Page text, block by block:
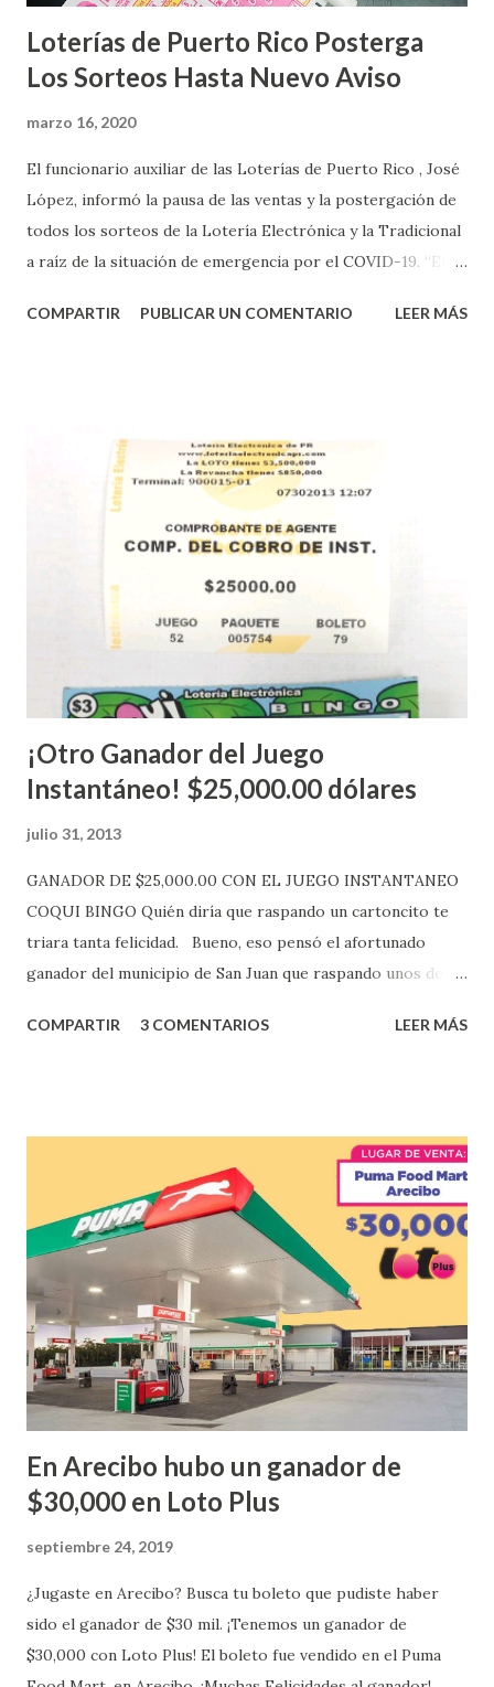
Loterías de Puerto Rico Posterga
Los Sorteos Hasta Nuevo Aviso
marzo 16, 2020
El funcionario auxiliar de las Loterías de Puerto Rico , José
López, informó la pausa de las ventas y la postergación de
todos los sorteos de la Lotería Electrónica y la Tradicional
a raíz de la situación de emergencia por el COVID-19. “En
proteger la salud de nuestros empleados, vendedores y
instantáneos”, indicó López. Sobre el sorteo de Powerball,
López explicó que el mismo se continuará realizando en los
Estados Unidos y los jugadores podrán conocer los
números ganadores del mismo a través de la página
aquellos con jugadas anticipadas de los sorteos locales (
Loto, Revancha, Pega 2, Pega 3 Pega 4 ) se les informará
Mientras, que l...
COMPARTIR PUBLICAR UN COMENTARIO LEER MÁS
¡Otro Ganador del Juego
Instantáneo! $25,000.00 dólares
julio 31, 2013
GANADOR DE $25,000.00 CON EL JUEGO INSTANTANEO
COQUI BINGO Quién diría que raspando un cartoncito te
triara tanta felicidad. Bueno, eso pensó el afortunado
ganador del municipio de San Juan que raspando unos de
obtuvo un premio de $25,000,00 dólares. Este es el anuncio
ganador fue vendido en la farmacia Yarimar de la
Urbanización Las Lomas en el Municipio de San Juan
¡Enhorabuena que lo disfrute!
...
COMPARTIR 3 COMENTARIOS LEER MÁS
En Arecibo hubo un ganador de
$30,000 en Loto Plus
septiembre 24, 2019
¿Jugaste en Arecibo? Busca tu boleto que pudiste haber
sido el ganador de $30 mil. ¡Tenemos un ganador de
$30,000 con Loto Plus! El boleto fue vendido en el Puma